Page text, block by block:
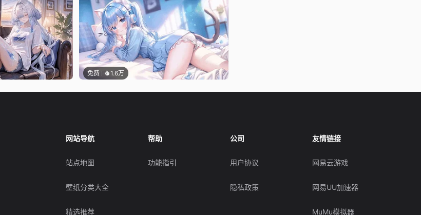
免费 1.6万
网站导航
站点地图
壁纸分类大全
精选推荐
帮助
功能指引
公司
用户协议
隐私政策
友情链接
网易云游戏
网易UU加速器
MuMu模拟器